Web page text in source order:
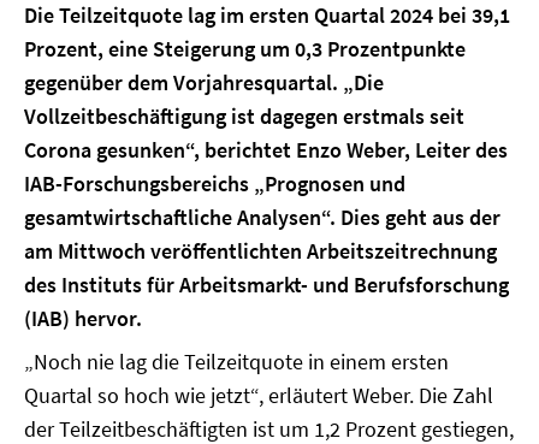
Die Teilzeitquote lag im ersten Quartal 2024 bei 39,1
Prozent, eine Steigerung um 0,3 Prozentpunkte
gegenüber dem Vorjahresquartal. „Die
Vollzeitbeschäftigung ist dagegen erstmals seit
Corona gesunken“, berichtet Enzo Weber, Leiter des
IAB-Forschungsbereichs „Prognosen und
gesamtwirtschaftliche Analysen“. Dies geht aus der
am Mittwoch veröffentlichten Arbeitszeitrechnung
des Instituts für Arbeitsmarkt- und Berufsforschung
(IAB) hervor.
„Noch nie lag die Teilzeitquote in einem ersten
Quartal so hoch wie jetzt“, erläutert Weber. Die Zahl
der Teilzeitbeschäftigten ist um 1,2 Prozent gestiegen,